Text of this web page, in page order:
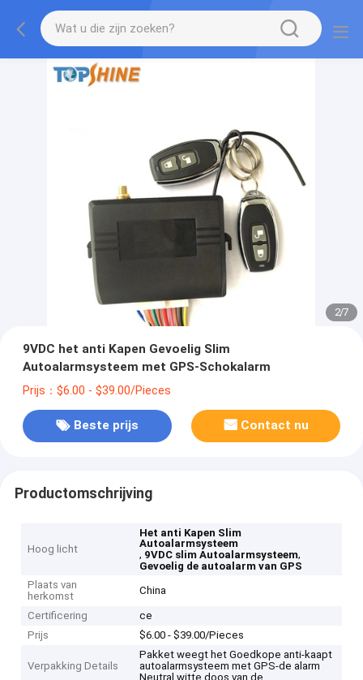
2/7
9VDC het anti Kapen Gevoelig Slim
Autoalarmsysteem met GPS-Schokalarm
Prijs：$6.00 - $39.00/Pieces
Beste prijs Contact nu
Productomschrijving
Hoog licht
Het anti Kapen Slim
Autoalarmsysteem
, 9VDC slim Autoalarmsysteem,
Gevoelig de autoalarm van GPS
Plaats van
herkomst
China
Certificering
ce
Prijs
$6.00 - $39.00/Pieces
Verpakking Details
Pakket weegt het Goedkope anti-kaapt
autoalarmsysteem met GPS-de alarm
Neutral witte doos van de